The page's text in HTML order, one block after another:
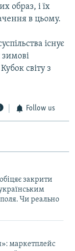
образ, і їх
в цьому.
існує
світу з
Follow us
закрити
Чи реально
маркетплейс